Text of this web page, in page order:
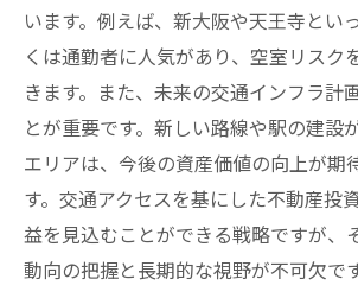
います。例えば、新大阪や天王寺とい
くは通勤者に人気があり、空室リスク
きます。また、未来の交通インフラ計
とが重要です。新しい路線や駅の建設
エリアは、今後の資産価値の向上が期
す。交通アクセスを基にした不動産投
益を見込むことができる戦略ですが、
動向の把握と長期的な視野が不可欠で